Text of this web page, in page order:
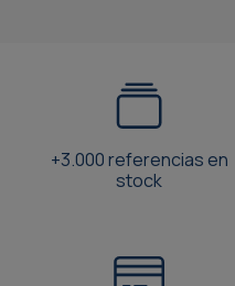
+3.000 referencias en
stock